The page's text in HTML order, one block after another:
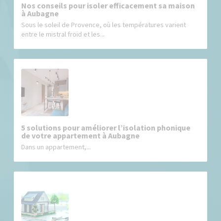
Nos conseils pour isoler efficacement sa maison
à Aubagne
Sous le soleil de Provence, où les températures varient
entre le mistral froid et les...
5 solutions pour améliorer l’isolation phonique
de votre appartement à Aubagne
Dans un appartement,...